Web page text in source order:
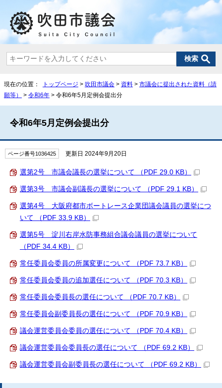
現在の位置： トップページ > 吹田市議会 > 資料 > 市議会に提出された資料（請
願等）
> 令和6年 > 令和6年5月定例会提出分
令和6年5月定例会提出分
ページ番号1036425 更新日 2024年9月20日
選第2号 市議会議長の選挙について （PDF 29.0 KB）
選第3号 市議会副議長の選挙について （PDF 29.1 KB）
選第4号 大阪府都市ボートレース企業団議会議員の選挙につ
いて （PDF 33.9 KB）
選第5号 淀川右岸水防事務組合議会議員の選挙について
（PDF 34.4 KB）
常任委員会委員の所属変更について （PDF 73.7 KB）
常任委員会委員の追加選任について （PDF 70.3 KB）
常任委員会委員長の選任について （PDF 70.7 KB）
常任委員会副委員長の選任について （PDF 70.9 KB）
議会運営委員会委員の選任について （PDF 70.4 KB）
議会運営委員会委員長の選任について （PDF 69.2 KB）
議会運営委員会副委員長の選任について （PDF 69.2 KB）